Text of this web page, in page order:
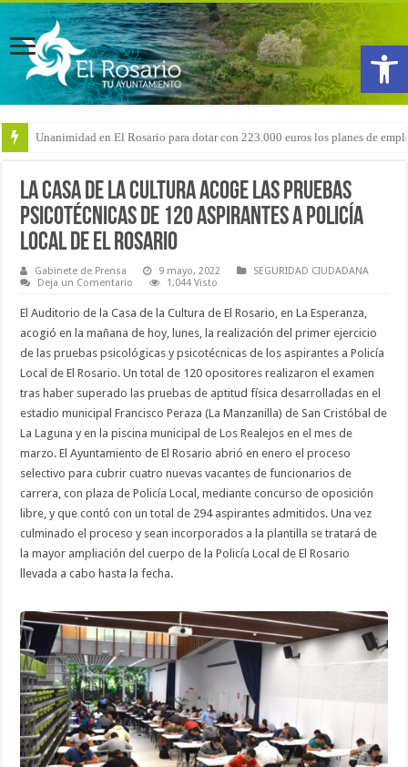
Abrir
Arranca la reforma del CEIP San Isidro con las demoliciones para la
La Casa de la Cultura acoge las pruebas
psicotécnicas de 120 aspirantes a Policía
Local de El Rosario
Gabinete de Prensa 9 mayo, 2022
SEGURIDAD CIUDADANA
Deja un Comentario
1,044 Visto
El Auditorio de la Casa de la Cultura de El Rosario, en La Esperanza,
acogió en la mañana de hoy, lunes, la realización del primer ejercicio
de las pruebas psicológicas y psicotécnicas de los aspirantes a Policía
Local de El Rosario. Un total de 120 opositores realizaron el examen
tras haber superado las pruebas de aptitud física desarrolladas en el
estadio municipal Francisco Peraza (La Manzanilla) de San Cristóbal de
La Laguna y en la piscina municipal de Los Realejos en el mes de
marzo. El Ayuntamiento de El Rosario abrió en enero el proceso
selectivo para cubrir cuatro nuevas vacantes de funcionarios de
carrera, con plaza de Policía Local, mediante concurso de oposición
libre, y que contó con un total de 294 aspirantes admitidos. Una vez
culminado el proceso y sean incorporados a la plantilla se tratará de
la mayor ampliación del cuerpo de la Policía Local de El Rosario
llevada a cabo hasta la fecha.